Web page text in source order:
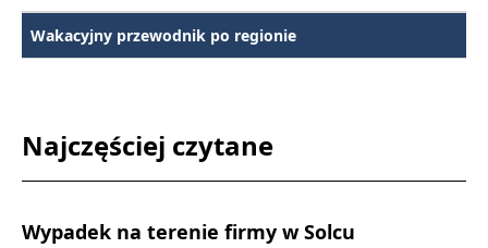
Wakacyjny przewodnik po regionie
Najczęściej czytane
Wypadek na terenie firmy w Solcu